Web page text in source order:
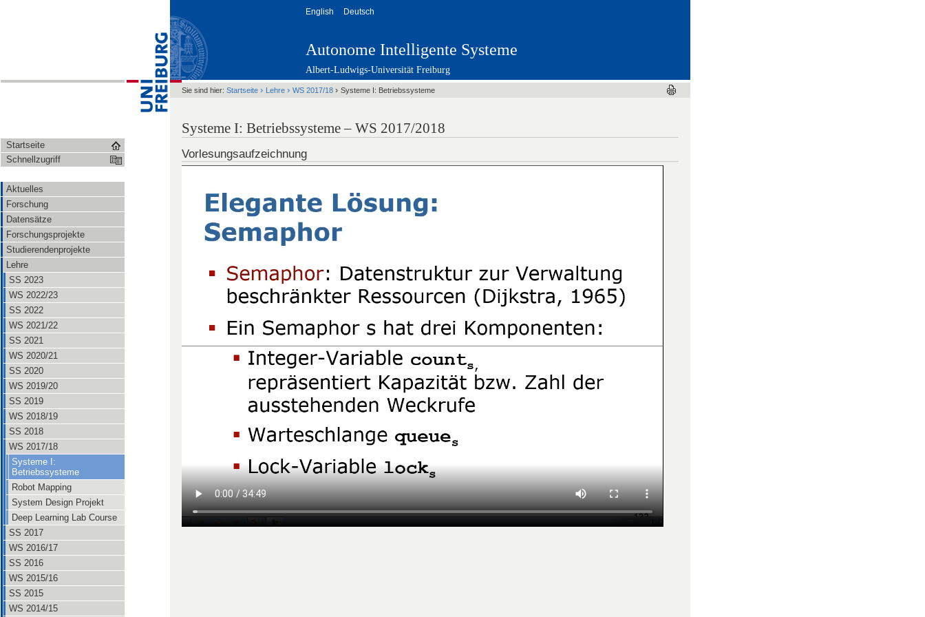
Startseite
Schnellzugriff
Aktuelles
Forschung
Datensätze
Forschungsprojekte
Studierendenprojekte
Lehre
SS 2023
WS 2022/23
SS 2022
WS 2021/22
SS 2021
WS 2020/21
SS 2020
WS 2019/20
SS 2019
WS 2018/19
SS 2018
WS 2017/18
Systeme I:
Betriebssysteme
Robot Mapping
System Design Projekt
Deep Learning Lab Course
SS 2017
WS 2016/17
SS 2016
WS 2015/16
SS 2015
WS 2014/15
English Deutsch
Autonome Intelligente Systeme
Albert-Ludwigs-Universität Freiburg
Sie sind hier: Startseite › Lehre › WS 2017/18 › Systeme I: Betriebssysteme
Systeme I: Betriebssysteme – WS 2017/2018
Vorlesungsaufzeichnung